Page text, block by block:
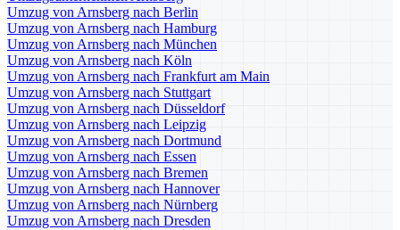
Umzug von Arnsberg nach Berlin
Umzug von Arnsberg nach Hamburg
Umzug von Arnsberg nach München
Umzug von Arnsberg nach Köln
Umzug von Arnsberg nach Frankfurt am Main
Umzug von Arnsberg nach Stuttgart
Umzug von Arnsberg nach Düsseldorf
Umzug von Arnsberg nach Leipzig
Umzug von Arnsberg nach Dortmund
Umzug von Arnsberg nach Essen
Umzug von Arnsberg nach Bremen
Umzug von Arnsberg nach Hannover
Umzug von Arnsberg nach Nürnberg
Umzug von Arnsberg nach Dresden